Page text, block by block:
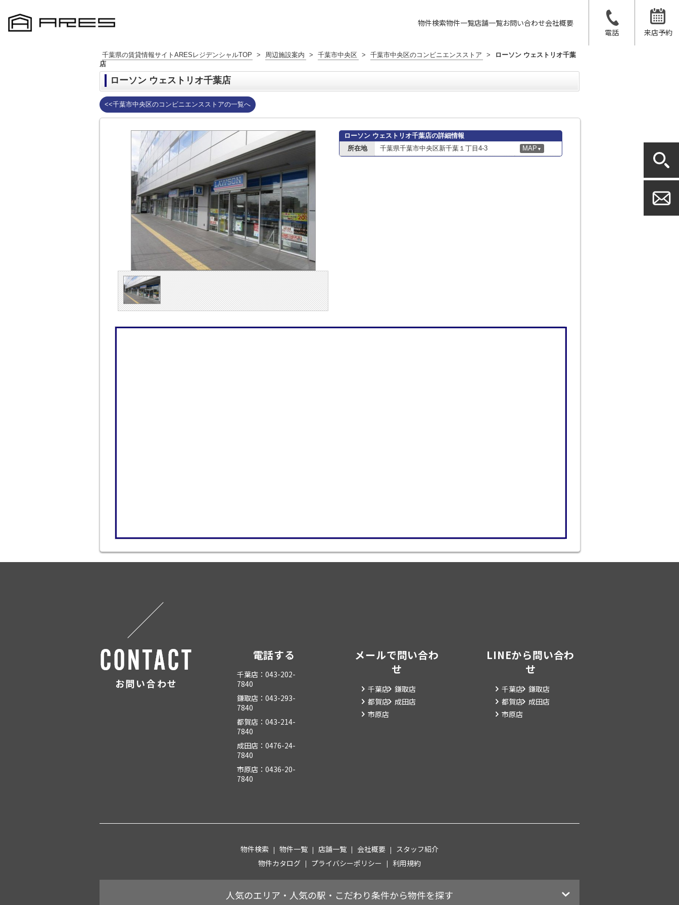
物件検索物件一覧店舗一覧お問い合わせ会社概要
電話
来店予約
千葉県の賃貸情報サイトARESレジデンシャルTOP > 周辺施設案内 > 千葉市中央区 > 千葉市中央区のコンビニエンスストア >
ローソン ウェストリオ千葉
店
ローソン ウェストリオ千葉店
<<千葉市中央区のコンビニエンスストアの一覧へ
ローソン ウェストリオ千葉店の詳細情報
所在地
千葉県千葉市中央区新千葉１丁目4-3 MAP ▼
お問い合わせ
電話する
千葉店：043-202-
7840
鎌取店：043-293-
7840
都賀店：043-214-
7840
成田店：0476-24-
7840
市原店：0436-20-
7840
メールで問い合わ
せ
千葉店 鎌取店
都賀店 成田店
市原店
LINEから問い合わ
せ
千葉店 鎌取店
都賀店
成田店
市原店
物件検索 物件一覧 店舗一覧 会社概要
スタッフ紹介
物件カタログ
プライバシーポリシー 利用規約
人気のエリア・人気の駅・こだわり条件から物件を探す